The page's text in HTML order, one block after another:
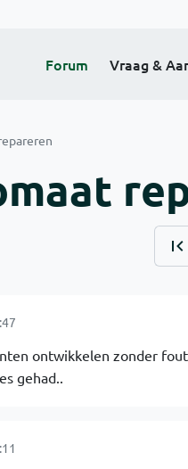
Forum Vraag &
ontwikkelen zonder
gehad..